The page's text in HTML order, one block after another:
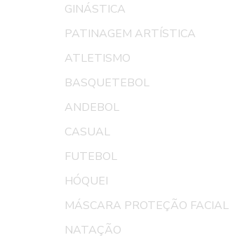
GINÁSTICA
PATINAGEM ARTÍSTICA
ATLETISMO
BASQUETEBOL
ANDEBOL
CASUAL
FUTEBOL
HÓQUEI
MÁSCARA PROTEÇÃO FACIAL
NATAÇÃO